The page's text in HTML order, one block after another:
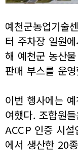
예천군농업기술
터 주차장 일원
해 예천군 농산
판매 부스를 운
이번 행사에는
여했다. 조합원
ACCP 인증 시설
에서 생산한 20